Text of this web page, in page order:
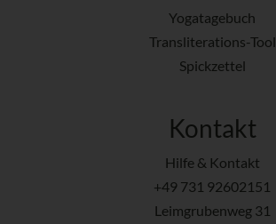
Yogatagebuch
Transliterations-Tool
Spickzettel
Kontakt
Hilfe & Kontakt
+49 731 92602151
Leimgrubenweg 31